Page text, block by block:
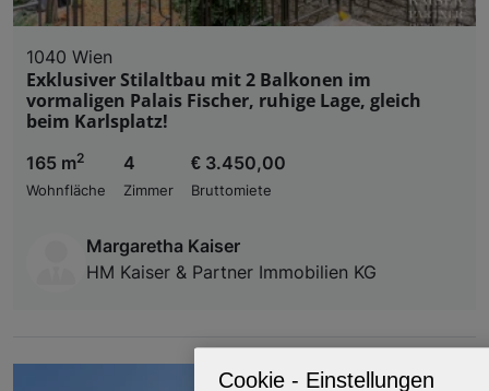
1040 Wien
Exklusiver Stilaltbau mit 2 Balkonen im
vormaligen Palais Fischer, ruhige Lage, gleich
beim Karlsplatz!
165 m2
Wohnfläche
4
Zimmer
€ 3.450,00
Bruttomiete
Margaretha Kaiser
HM Kaiser & Partner Immobilien KG